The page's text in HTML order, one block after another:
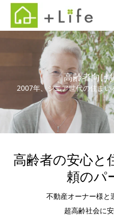
高齢者向け
2007年、シニア世代の住ま
高齢者の安心と
頼のパ
不動産オーナー様と
超高齢社会に